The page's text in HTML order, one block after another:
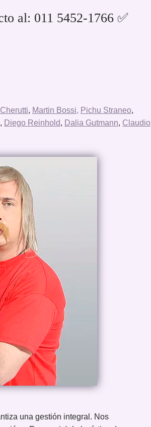
al: 011 5452-1766 ✅
, Martin Bossi, Pichu Straneo,
, Diego Reinhold, Dalia Gutmann, Claudio
una gestión integral. Nos